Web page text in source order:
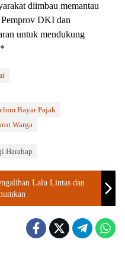
diimbau memantau
DKI dan
untuk mendukung
Bayar Pajak
Warga
Harahap
Lalu Lintas dan